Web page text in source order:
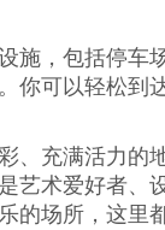
施，包括停车
你可以轻松到
、充满活力的
艺术爱好者、
的场所，这里